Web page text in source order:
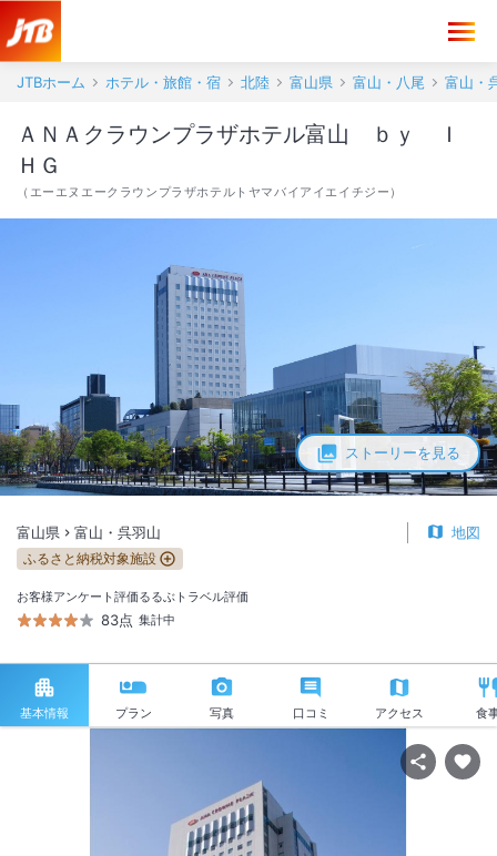
JTBホーム ホテル・旅館・宿 北陸 富山県 富山・八尾 富山・
ストーリーを見る
ＡＮＡクラウンプラザホテル富山 ｂｙ Ｉ
ＨＧ
（ エーエヌエークラウンプラザホテルトヤマバイアイエイチジー ）
富山県 富山・呉羽山 地図
ふるさと納税対象施設
お客様アンケート評価
83点
るるぶトラベル評価
集計中
基本情報 プラン 写真 口コミ アクセス 食